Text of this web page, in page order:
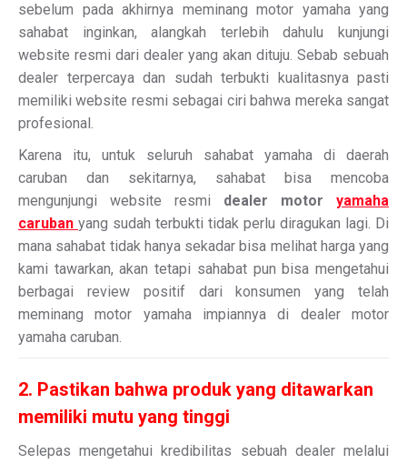
sebelum pada akhirnya meminang motor yamaha yang
sahabat inginkan, alangkah terlebih dahulu kunjungi
website resmi dari dealer yang akan dituju. Sebab sebuah
dealer terpercaya dan sudah terbukti kualitasnya pasti
memiliki website resmi sebagai ciri bahwa mereka sangat
profesional.
Karena itu, untuk seluruh sahabat yamaha di daerah
caruban dan sekitarnya, sahabat bisa mencoba
mengunjungi website resmi dealer motor yamaha
caruban yang sudah terbukti tidak perlu diragukan lagi. Di
mana sahabat tidak hanya sekadar bisa melihat harga yang
kami tawarkan, akan tetapi sahabat pun bisa mengetahui
berbagai review positif dari konsumen yang telah
meminang motor yamaha impiannya di dealer motor
yamaha caruban.
2. Pastikan bahwa produk yang ditawarkan
memiliki mutu yang tinggi
Selepas mengetahui kredibilitas sebuah dealer melalui